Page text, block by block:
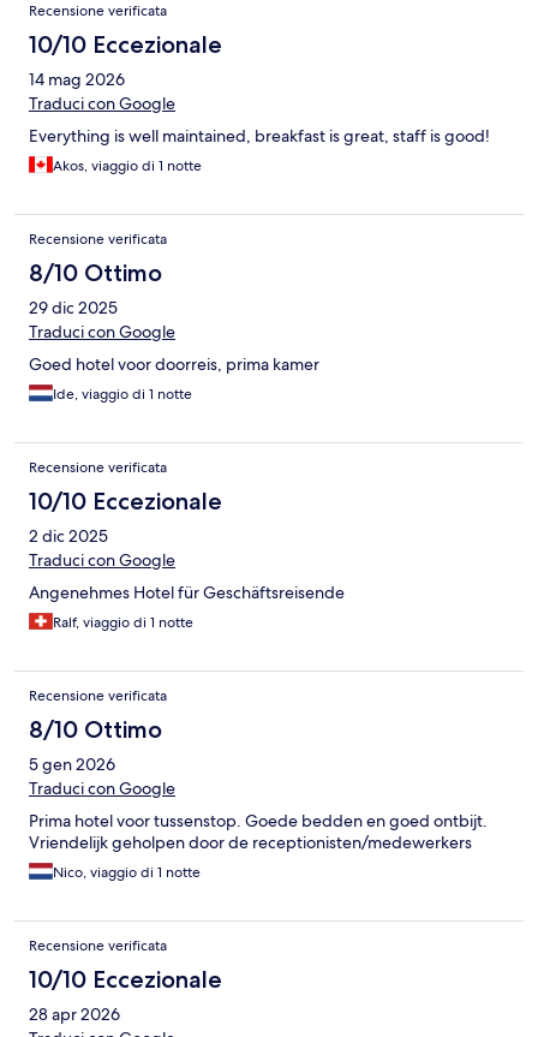
Recensione verificata
10/10 Eccezionale
14 mag 2026
Traduci con Google
Everything is well maintained, breakfast is great, staff is good!
Akos, viaggio di 1 notte
Recensione verificata
8/10 Ottimo
29 dic 2025
Traduci con Google
Goed hotel voor doorreis, prima kamer
Ide, viaggio di 1 notte
Recensione verificata
10/10 Eccezionale
2 dic 2025
Traduci con Google
Angenehmes Hotel für Geschäftsreisende
Ralf, viaggio di 1 notte
Recensione verificata
8/10 Ottimo
5 gen 2026
Traduci con Google
Prima hotel voor tussenstop. Goede bedden en goed ontbijt.
Vriendelijk geholpen door de receptionisten/medewerkers
Nico, viaggio di 1 notte
Recensione verificata
10/10 Eccezionale
28 apr 2026